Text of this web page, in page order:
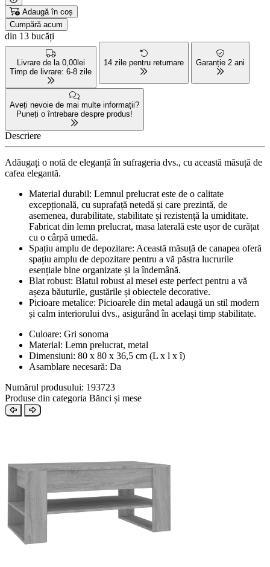
Adaugă în coș
Cumpără acum
din 13 bucăți
Livrare de la 0,00lei
Timp de livrare: 6-8 zile
14 zile pentru returnare Garanție 2 ani
Aveți nevoie de mai multe informații?
Puneți o întrebare despre produs!
Descriere
Adăugați o notă de eleganță în sufrageria dvs., cu această măsuță de
cafea elegantă.
Material durabil: Lemnul prelucrat este de o calitate
excepțională, cu suprafață netedă și care prezintă, de
asemenea, durabilitate, stabilitate și rezistență la umiditate.
Fabricat din lemn prelucrat, masa laterală este ușor de curățat
cu o cârpă umedă.
Spațiu amplu de depozitare: Această măsuță de canapea oferă
spațiu amplu de depozitare pentru a vă păstra lucrurile
esențiale bine organizate și la îndemână.
Blat robust: Blatul robust al mesei este perfect pentru a vă
așeza băuturile, gustările și obiectele decorative.
Picioare metalice: Picioarele din metal adaugă un stil modern
și calm interiorului dvs., asigurând în același timp stabilitate.
Culoare: Gri sonoma
Material: Lemn prelucrat, metal
Dimensiuni: 80 x 80 x 36,5 cm (L x l x î)
Asamblare necesară: Da
Numărul produsului: 193723
Produse din categoria Bănci și mese